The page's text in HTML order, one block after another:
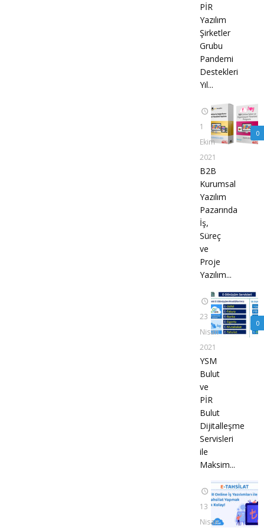
PİR
Yazılım
Şirketler
Grubu
Pandemi
Destekleri
Yıl...
0
1
Ekim
2021
B2B
Kurumsal
Yazılım
Pazarında
İş,
Süreç
ve
Proje
Yazılım...
0
23
Nisan
2021
YSM
Bulut
ve
PİR
Bulut
Dijitalleşme
Servisleri
ile
Maksim...
13
Nisan